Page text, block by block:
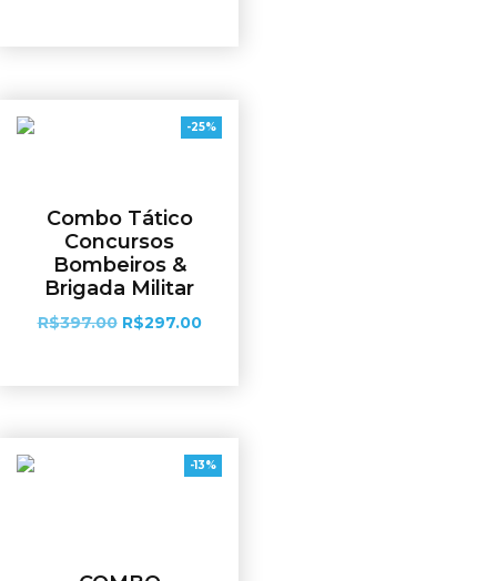
-25%
Combo Tático
Concursos
Bombeiros &
Brigada Militar
R$397.00 R$297.00
-13%